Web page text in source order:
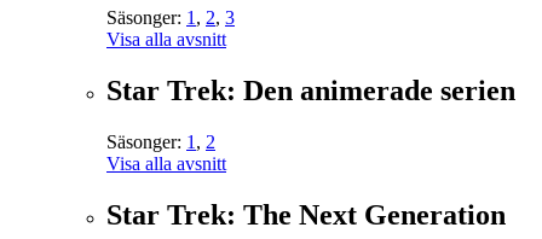
Säsonger: 1 , 2, 3
Visa alla avsnitt
Star Trek: Den animerade serien
Säsonger: 1 , 2
Visa alla avsnitt
Star Trek: The Next Generation